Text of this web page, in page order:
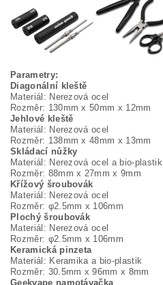
Parametry:
Diagonální kleště
Materiál: Nerezová ocel
Rozměr: 130mm x 50mm x 12mm
Jehlové kleště
Materiál: Nerezová ocel
Rozměr: 138mm x 48mm x 13mm
Skládací nůžky
Materiál: Nerezová ocel a bio-plastik
Rozměr: 88mm x 27mm x 9mm
Křížový šroubovák
Materiál: Nerezová ocel
Rozměr: φ2.5mm x 106mm
Plochý šroubovák
Materiál: Nerezová ocel
Rozměr: φ2.5mm x 106mm
Keramická pinzeta
Materiál: Keramika a bio-plastik
Rozměr: 30.5mm x 96mm x 8mm
Geekvape namotávačka